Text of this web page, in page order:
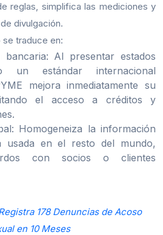
reglas, simplifica las mediciones y
divulgación.
se traduce en:
Al presentar estados
un estándar internacional
mejora inmediatamente su
el acceso a créditos y
Homogeneiza la información
usada en el resto del mundo,
con socios o clientes
178 Denuncias de Acoso
en 10 Meses